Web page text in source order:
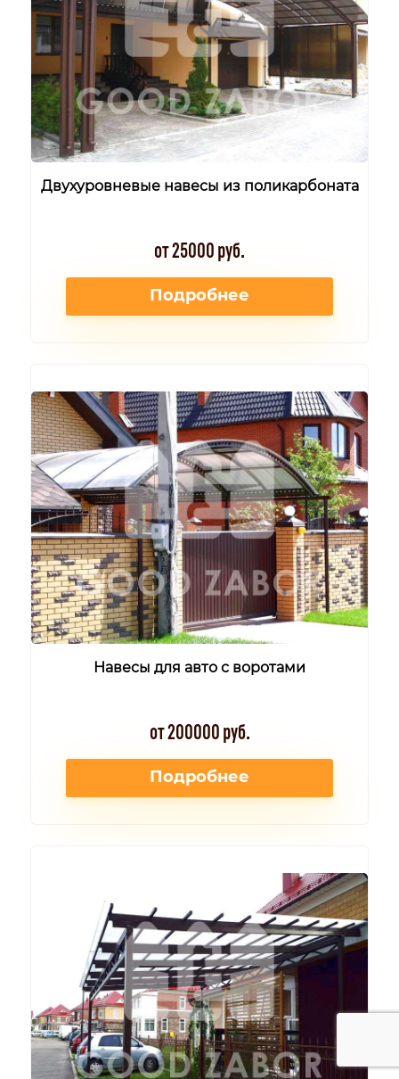
Двухуровневые навесы из поликарбоната
от 25000 руб.
Подробнее
Навесы для авто с воротами
от 200000 руб.
Подробнее